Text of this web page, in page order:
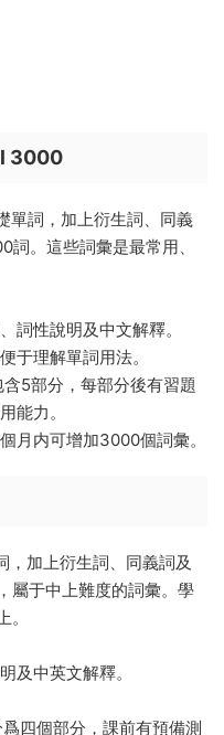
3000
單詞，加上衍生詞、同義
。這些詞彙是最常用、
詞性說明及中文解釋。
于理解單詞用法。
5部分，每部分後有習題
能力。
月内可增加3000個詞彙。
，加上衍生詞、同義詞及
屬于中上難度的詞彙。學
及中英文解釋。
四個部分，課前有預備測